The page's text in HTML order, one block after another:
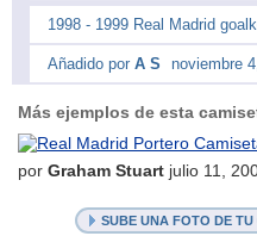
1998 - 1999 Real Madrid
Añadido por A S noviembre
Más ejemplos de esta
por Graham Stuart julio 11,
SUBE UNA FOTO DE